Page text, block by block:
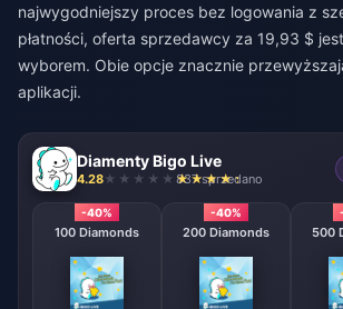
najwygodniejszy proces bez logowania z
płatności, oferta sprzedawcy za 19,93 $
wyborem. Obie opcje znacznie
aplikacji.
Diamenty Bigo Live
4.28 837 sprzedano
-40%
100 Diamonds
-40%
200 Diamonds 500